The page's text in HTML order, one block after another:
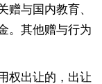
赠与国内教育、
。 其他赠与行为
权出让的 ， 出让